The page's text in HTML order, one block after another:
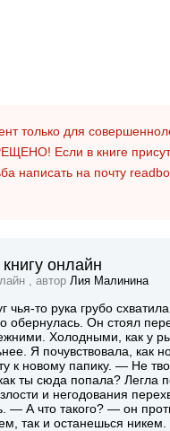
только для
Если в книге
написать на почту
онлайн
, автор Лия Малинина
чья-то рука грубо
обернулась. Он стоял
Холодными, как у
Я почувствовала, как
к новому папику. — Не
ты сюда попала? Легла
и негодования
— А что такого? — он
так и останешься никем.